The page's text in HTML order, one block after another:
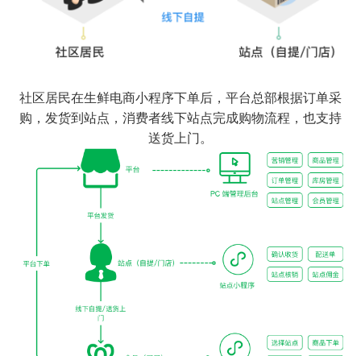
社区居民在生鲜电商小程序下单后，平台总部根据订单采
购，发货到站点，消费者线下站点完成购物流程，也支持
送货上门。